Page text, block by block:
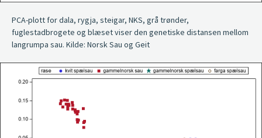
PCA-plott for dala, rygja, steigar, NKS, grå trønder,
fuglestadbrogete og blæset viser den genetiske distansen mellom
langrumpa sau. Kilde: Norsk Sau og Geit